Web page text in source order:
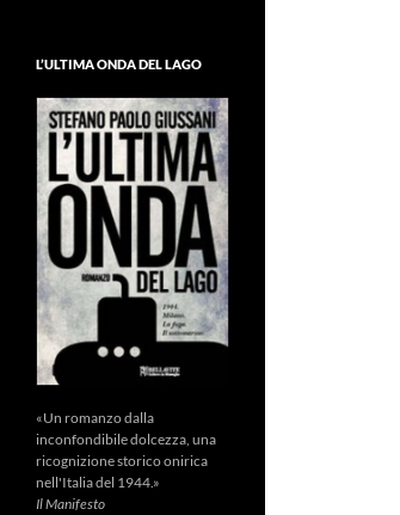
L’ULTIMA ONDA DEL LAGO
«Un romanzo dalla
inconfondibile dolcezza, una
ricognizione storico onirica
nell'Italia del 1944.»
Il Manifesto